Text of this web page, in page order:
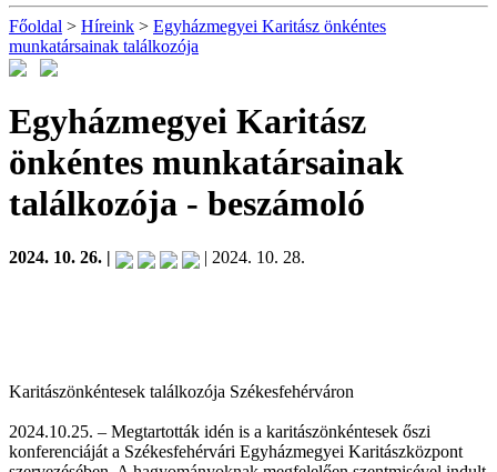
Főoldal > Híreink > Egyházmegyei Karitász önkéntes
munkatársainak találkozója
Egyházmegyei Karitász
önkéntes munkatársainak
találkozója - beszámoló
2024. 10. 26. | | 2024. 10. 28.
Karitászönkéntesek találkozója Székesfehérváron
2024.10.25. – Megtartották idén is a karitászönkéntesek őszi
konferenciáját a Székesfehérvári Egyházmegyei Karitászközpont